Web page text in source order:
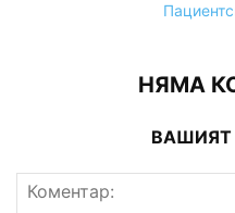
НЯМА
ВАШИЯТ